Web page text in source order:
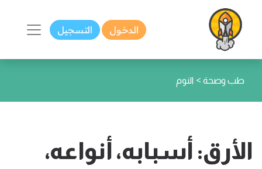
الدخول التسجيل
طب وصحة > النوم
الأرق: أسبابه، أنواعه،